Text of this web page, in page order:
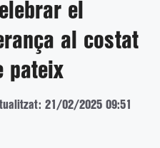
el
al costat
pateix
21/02/2025 09:51